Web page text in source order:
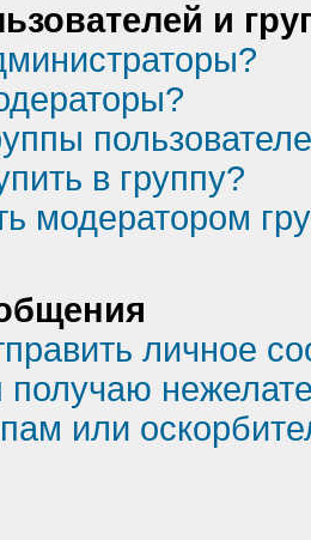
и
в группу?
модератором
личное
получаю
или